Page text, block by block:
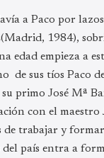
a Paco por
(Madrid, 1984),
edad empieza a
de sus tíos Paco
primo José Mª
con el maestro
de trabajar y
del país entra a